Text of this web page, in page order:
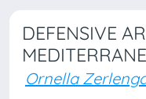
DEFENSIVE
Ornella